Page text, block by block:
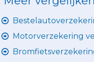
Motorverzekering